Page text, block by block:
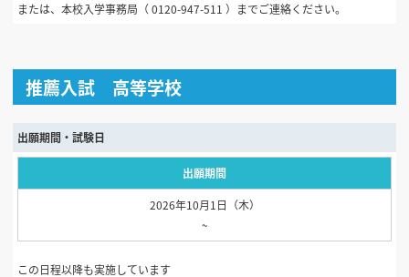
または、本校入学事務局（ 0120-947-511 ）までご連絡ください。
推薦入試 高等学校
出願期間・試験日
出願期間
2026年10月1日（木）
~
この日程以降も実施しています